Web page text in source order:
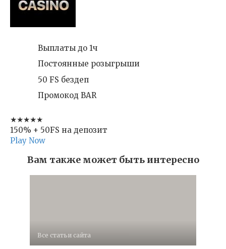
Выплаты до 1ч
Постоянные розыгрыши
50 FS бездеп
Промокод BAR
★★★★★
150% + 50FS на депозит
Play Now
Вам также может быть интересно
Все статьи сайта